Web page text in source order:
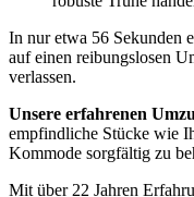
In nur etwa 56 Sekunden
auf einen reibungslosen
verlassen.
Unsere erfahrenen
empfindliche Stücke wie
Kommode sorgfältig zu
Mit über 22 Jahren